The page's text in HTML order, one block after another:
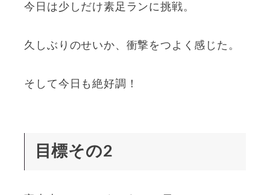
今日は少しだけ素足ランに挑戦。
久しぶりのせいか、衝撃をつよく感じた。
そして今日も絶好調！
目標その2